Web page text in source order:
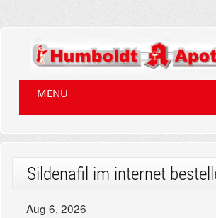
MENU
Sildenafil im internet
Aug 6, 2026